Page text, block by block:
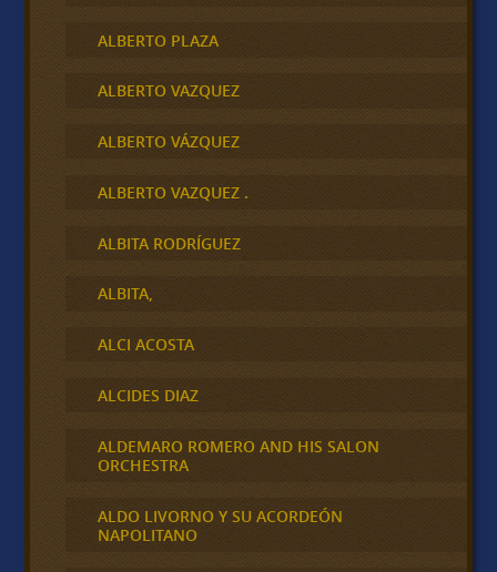
ALBERTO PLAZA
ALBERTO VAZQUEZ
ALBERTO VÁZQUEZ
ALBERTO VAZQUEZ .
ALBITA RODRÍGUEZ
ALBITA,
ALCI ACOSTA
ALCIDES DIAZ
ALDEMARO ROMERO AND HIS SALON
ORCHESTRA
ALDO LIVORNO Y SU ACORDEÓN
NAPOLITANO